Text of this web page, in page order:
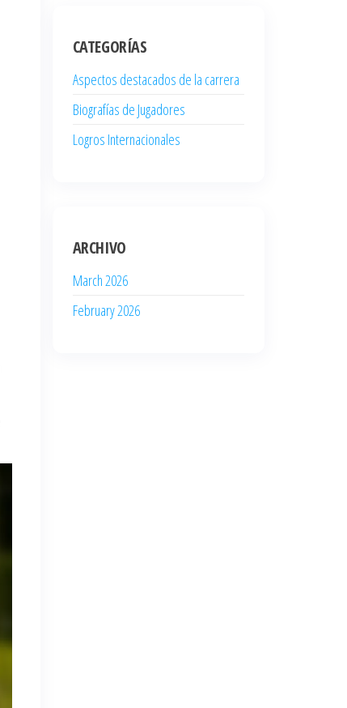
CATEGORÍAS
Aspectos destacados de la carrera
Biografías de Jugadores
Logros Internacionales
ARCHIVO
March 2026
February 2026